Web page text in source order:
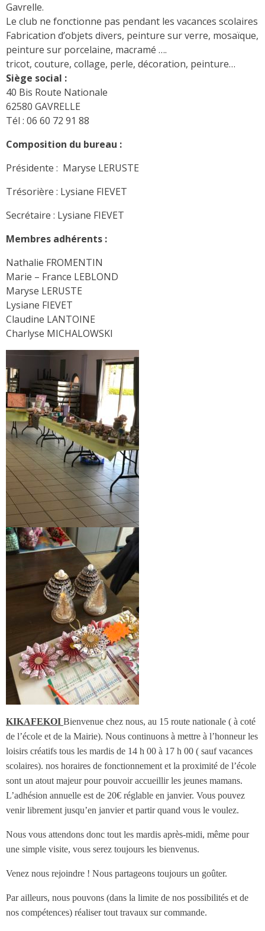
Gavrelle.
Le club ne fonctionne pas pendant les vacances scolaires
Fabrication d’objets divers, peinture sur verre, mosaïque,
peinture sur porcelaine, macramé ….
tricot, couture, collage, perle, décoration, peinture…
Siège social :
40 Bis Route Nationale
62580 GAVRELLE
Tél : 06 60 72 91 88
Composition du bureau :
Présidente : Maryse LERUSTE
Trésorière : Lysiane FIEVET
Secrétaire : Lysiane FIEVET
Membres adhérents :
Nathalie FROMENTIN
Marie – France LEBLOND
Maryse LERUSTE
Lysiane FIEVET
Claudine LANTOINE
Charlyse MICHALOWSKI
KIKAFEKOI Bienvenue chez nous, au 15 route nationale ( à coté
de l’école et de la Mairie). Nous continuons à mettre à l’honneur les
loisirs créatifs tous les mardis de 14 h 00 à 17 h 00 ( sauf vacances
scolaires). nos horaires de fonctionnement et la proximité de l’école
sont un atout majeur pour pouvoir accueillir les jeunes mamans.
L’adhésion annuelle est de 20€ réglable en janvier. Vous pouvez
venir librement jusqu’en janvier et partir quand vous le voulez.
Nous vous attendons donc tout les mardis après-midi, même pour
une simple visite, vous serez toujours les bienvenus.
Venez nous rejoindre ! Nous partageons toujours un goûter.
Par ailleurs, nous pouvons (dans la limite de nos possibilités et de
nos compétences) réaliser tout travaux sur commande.